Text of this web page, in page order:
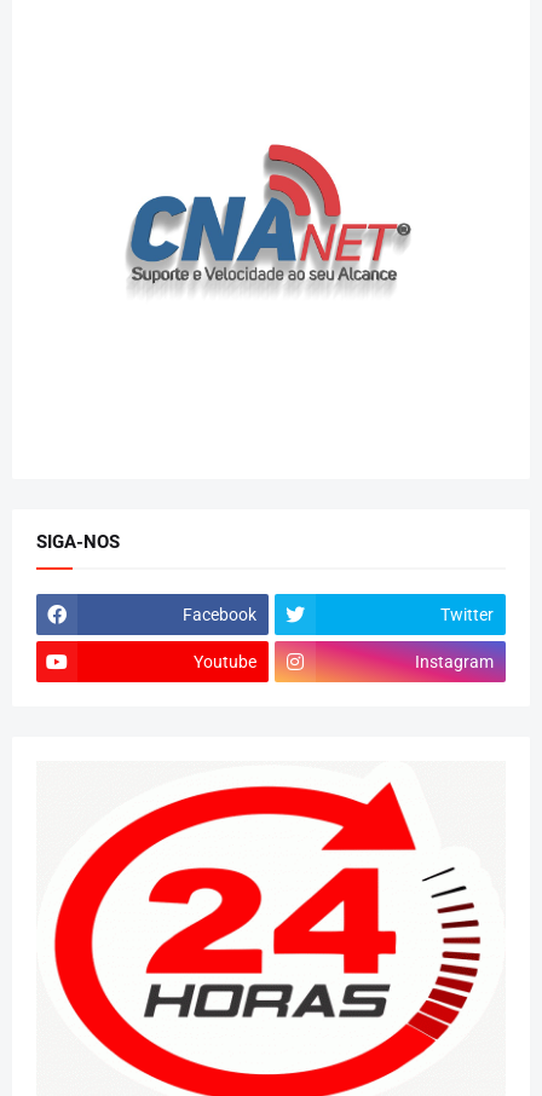
SIGA-NOS
Facebook Twitter
Youtube Instagram